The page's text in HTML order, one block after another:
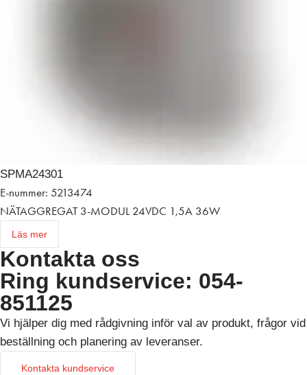
SPMA24301
E-nummer: 5213474
NÄTAGGREGAT 3-MODUL 24VDC 1,5A 36W
Läs mer
Kontakta oss
Ring kundservice: 054-
851125
Vi hjälper dig med rådgivning inför val av produkt, frågor vid
beställning och planering av leveranser.
Kontakta kundservice